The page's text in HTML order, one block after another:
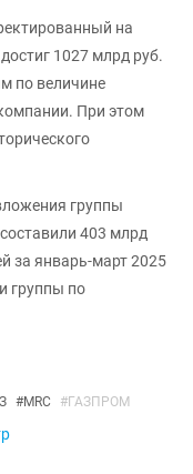
на
1027 млрд руб.
по величине
При этом
группы
403 млрд
за январь-март 2025
группы по
#MRC #ГАЗПРОМ